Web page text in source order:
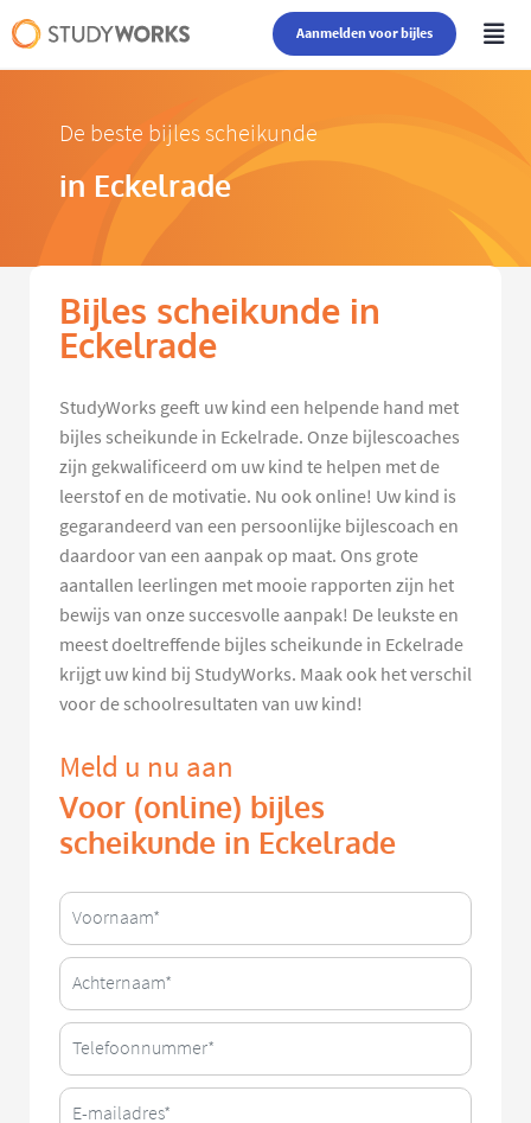
Aanmelden voor bijles
De beste bijles scheikunde
in Eckelrade
Bijles scheikunde in
Eckelrade
StudyWorks geeft uw kind een helpende hand met
bijles scheikunde in Eckelrade. Onze bijlescoaches
zijn gekwalificeerd om uw kind te helpen met de
leerstof en de motivatie. Nu ook online! Uw kind is
gegarandeerd van een persoonlijke bijlescoach en
daardoor van een aanpak op maat. Ons grote
aantallen leerlingen met mooie rapporten zijn het
bewijs van onze succesvolle aanpak! De leukste en
meest doeltreffende bijles scheikunde in Eckelrade
krijgt uw kind bij StudyWorks. Maak ook het verschil
voor de schoolresultaten van uw kind!
Meld u nu aan
Voor (online) bijles
scheikunde in Eckelrade